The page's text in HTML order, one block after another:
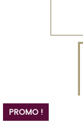
PROMO !